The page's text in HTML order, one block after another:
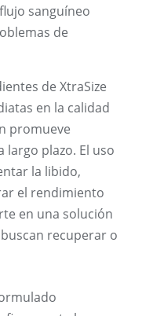
sanguíneo
de
de XtraSize
en la calidad
promueve
largo plazo. El uso
la libido,
el rendimiento
en una solución
recuperar o